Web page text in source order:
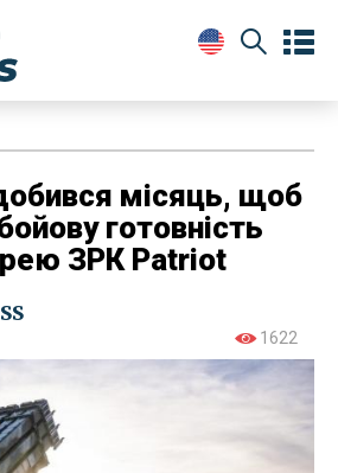
місяць, щоб
готовність
ЗРК Patriot
1622